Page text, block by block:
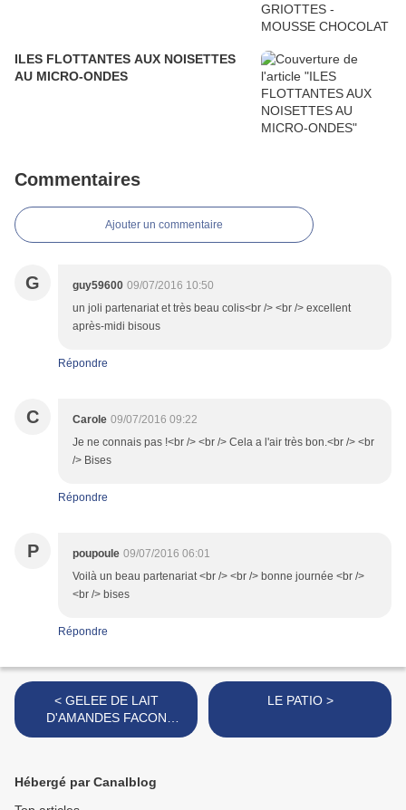
ILES FLOTTANTES AUX NOISETTES
AU MICRO-ONDES
Commentaires
Ajouter un commentaire
G guy59600 09/07/2016 10:50
un joli partenariat et très beau colis<br /> <br /> excellent
après-midi bisous
Répondre
C Carole 09/07/2016 09:22
Je ne connais pas !<br /> <br /> Cela a l'air très bon.<br /> <br
/> Bises
Répondre
P poupoule 09/07/2016 06:01
Voilà un beau partenariat <br /> <br /> bonne journée <br />
<br /> bises
Répondre
< GELEE DE LAIT
D'AMANDES FACON
PANNA COTTA
LE PATIO >
Hébergé par Canalblog